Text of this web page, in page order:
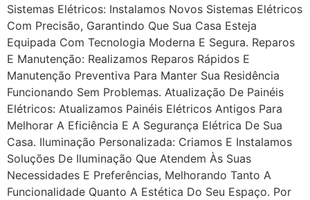
Sistemas Elétricos: Instalamos Novos Sistemas Elétricos
Com Precisão, Garantindo Que Sua Casa Esteja
Equipada Com Tecnologia Moderna E Segura. Reparos
E Manutenção: Realizamos Reparos Rápidos E
Manutenção Preventiva Para Manter Sua Residência
Funcionando Sem Problemas. Atualização De Painéis
Elétricos: Atualizamos Painéis Elétricos Antigos Para
Melhorar A Eficiência E A Segurança Elétrica De Sua
Casa. Iluminação Personalizada: Criamos E Instalamos
Soluções De Iluminação Que Atendem Às Suas
Necessidades E Preferências, Melhorando Tanto A
Funcionalidade Quanto A Estética Do Seu Espaço. Por